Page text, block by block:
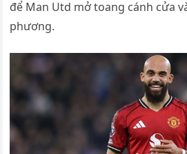
để Man Utd mở toang cánh cửa
phương.